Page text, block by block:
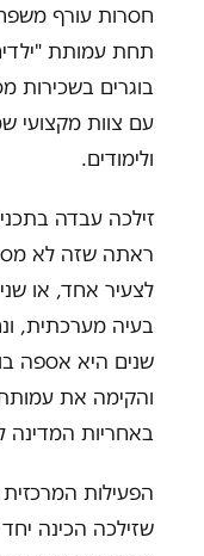
חסרות עורף
תחת עמותת
בוגרים בשכירות
עם צוות מקצועי
ולימודים.
זילכה עבדה
ראתה שזה לא
לצעיר אחד, או
בעיה מערכתית,
שנים היא אספה
והקימה את
באחריות המדינה
הפעילות
שזילכה הכינה